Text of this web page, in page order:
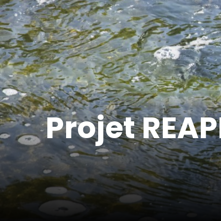
Projet